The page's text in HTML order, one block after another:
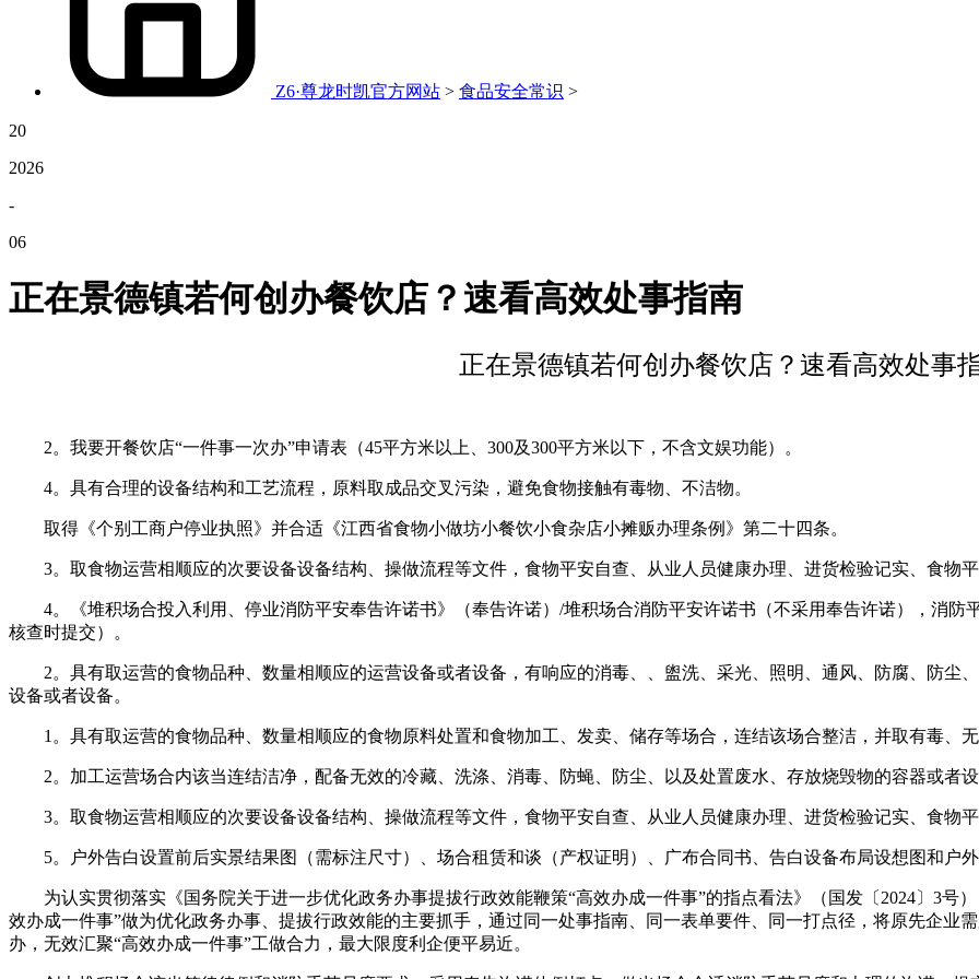
Z6·尊龙时凯官方网站 > 食品安全常识 >
20
2026
-
06
正在景德镇若何创办餐饮店？速看高效处事指南
正在景德镇若何创办餐饮店？速看高效处事
2。我要开餐饮店“一件事一次办”申请表（45平方米以上、300及300平方米以下，不含文娱功能）。
4。具有合理的设备结构和工艺流程，原料取成品交叉污染，避免食物接触有毒物、不洁物。
取得《个别工商户停业执照》并合适《江西省食物小做坊小餐饮小食杂店小摊贩办理条例》第二十四条。
3。取食物运营相顺应的次要设备设备结构、操做流程等文件，食物平安自查、从业人员健康办理、进货检验记实、食物
4。《堆积场合投入利用、停业消防平安奉告许诺书》（奉告许诺）/堆积场合消防平安许诺书（不采用奉告许诺），消防
核查时提交）。
2。具有取运营的食物品种、数量相顺应的运营设备或者设备，有响应的消毒、、盥洗、采光、照明、通风、防腐、防尘
设备或者设备。
1。具有取运营的食物品种、数量相顺应的食物原料处置和食物加工、发卖、储存等场合，连结该场合整洁，并取有毒、
2。加工运营场合内该当连结洁净，配备无效的冷藏、洗涤、消毒、防蝇、防尘、以及处置废水、存放烧毁物的容器或者
3。取食物运营相顺应的次要设备设备结构、操做流程等文件，食物平安自查、从业人员健康办理、进货检验记实、食物
5。户外告白设置前后实景结果图（需标注尺寸）、场合租赁和谈（产权证明）、广布合同书、告白设备布局设想图和户
为认实贯彻落实《国务院关于进一步优化政务办事提拔行政效能鞭策“高效办成一件事”的指点看法》（国发〔2024〕3号
效办成一件事”做为优化政务办事、提拔行政效能的主要抓手，通过同一处事指南、同一表单要件、同一打点径，将原先企业
办，无效汇聚“高效办成一件事”工做合力，最大限度利企便平易近。